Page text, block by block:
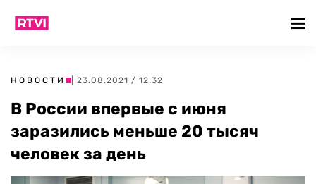
НОВОСТИ | 23.08.2021 / 12:32
В России впервые с июня
заразились меньше 20 тысяч
человек за день